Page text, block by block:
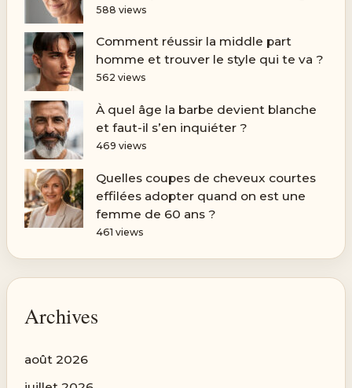
588 views
Comment réussir la middle part
homme et trouver le style qui te va ?
562 views
À quel âge la barbe devient blanche
et faut-il s’en inquiéter ?
469 views
Quelles coupes de cheveux courtes
effilées adopter quand on est une
femme de 60 ans ?
461 views
Archives
août 2026